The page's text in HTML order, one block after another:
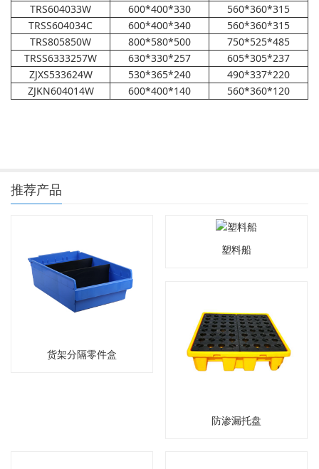
TRS604033W
600*400*330
560*360*315
TRSS604034C
600*400*340
560*360*315
TRS805850W
800*580*500
750*525*485
TRSS6333257W
630*330*257
605*305*237
ZJXS533624W
530*365*240
490*337*220
ZJKN604014W
600*400*140 560*360*120
推荐产品
货架分隔零件盒
塑料船
防渗漏托盘